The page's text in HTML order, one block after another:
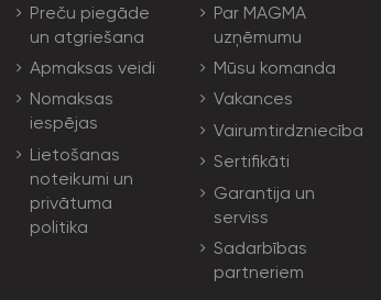
Preču piegāde
un atgriešana
Apmaksas veidi
Nomaksas
iespējas
Lietošanas
noteikumi un
privātuma
politika
Par MAGMA
uzņēmumu
Mūsu komanda
Vakances
Vairumtirdzniecība
Sertifikāti
Garantija un
serviss
Sadarbības
partneriem